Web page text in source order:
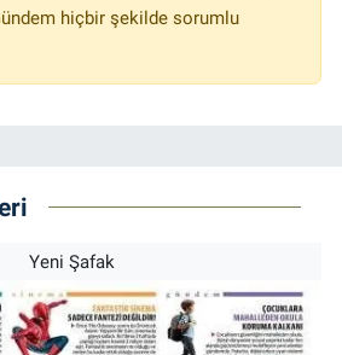
hiçbir şekilde sorumlu
Yeni Şafak